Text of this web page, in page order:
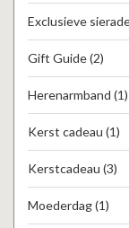
Exclusieve
Gift Guide(2)
Herenarmband (1)
Kerst cadeau (1)
Kerstcadeau (3)
Moederdag(1)